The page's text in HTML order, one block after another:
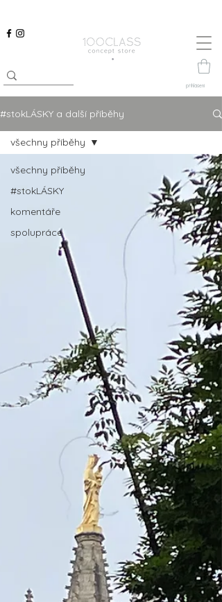
přihlášení
#stokLÁSKY a další příběhy
všechny příběhy
#stokLÁSKY
komentáře
spolupráce
všechny příběhy